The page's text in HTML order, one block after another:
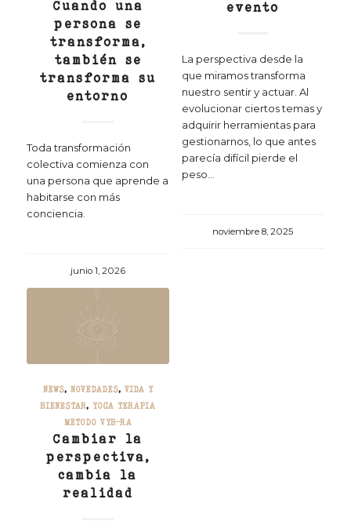
Cuando una
persona se
transforma,
también se
transforma su
entorno
Toda transformación
colectiva comienza con
una persona que aprende a
habitarse con más
conciencia.
junio 1, 2026
evento
La perspectiva desde la
que miramos transforma
nuestro sentir y actuar. Al
evolucionar ciertos temas y
adquirir herramientas para
gestionarnos, lo que antes
parecía difícil pierde el
peso...
noviembre 8, 2025
NEWS, NOVEDADES, VIDA Y
BIENESTAR, YOGA TERAPIA
METODO VYB-RA
Cambiar la
perspectiva,
cambia la
realidad